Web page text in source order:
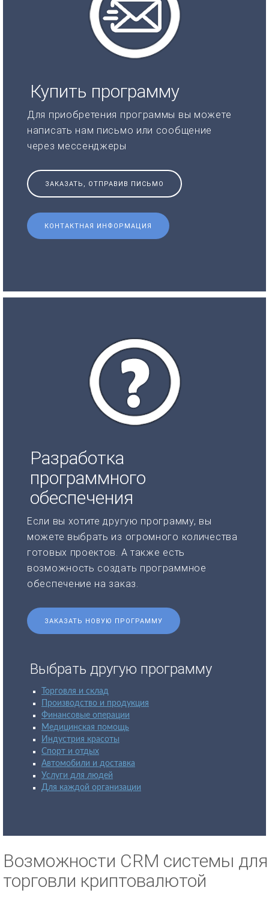
Купить программу
Для приобретения программы вы можете
написать нам письмо или сообщение
через мессенджеры
ЗАКАЗАТЬ, ОТПРАВИВ ПИСЬМО
КОНТАКТНАЯ ИНФОРМАЦИЯ
Разработка
программного
обеспечения
Если вы хотите другую программу, вы
можете выбрать из огромного количества
готовых проектов. А также есть
возможность создать программное
обеспечение на заказ.
ЗАКАЗАТЬ НОВУЮ ПРОГРАММУ
Выбрать другую программу
Торговля и склад
Производство и продукция
Финансовые операции
Медицинская помощь
Индустрия красоты
Спорт и отдых
Автомобили и доставка
Услуги для людей
Для каждой организации
Возможности CRM системы для
торговли криптовалютой